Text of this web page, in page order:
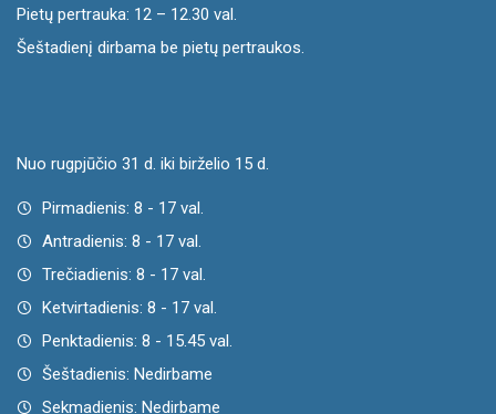
Pietų pertrauka: 12 – 12.30 val.
Šeštadienį dirbama be pietų pertraukos.
Nuo rugpjūčio 31 d. iki birželio 15 d.
Pirmadienis: 8 - 17 val.
Antradienis: 8 - 17 val.
Trečiadienis: 8 - 17 val.
Ketvirtadienis: 8 - 17 val.
Penktadienis: 8 - 15.45 val.
Šeštadienis: Nedirbame
Sekmadienis: Nedirbame